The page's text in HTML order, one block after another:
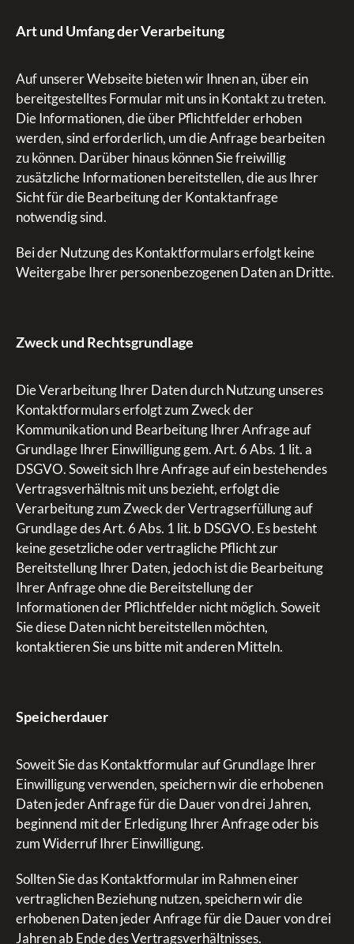
Art und Umfang der Verarbeitung
Auf unserer Webseite bieten wir Ihnen an, über ein
bereitgestelltes Formular mit uns in Kontakt zu treten.
Die Informationen, die über Pflichtfelder erhoben
werden, sind erforderlich, um die Anfrage bearbeiten
zu können. Darüber hinaus können Sie freiwillig
zusätzliche Informationen bereitstellen, die aus Ihrer
Sicht für die Bearbeitung der Kontaktanfrage
notwendig sind.
Bei der Nutzung des Kontaktformulars erfolgt keine
Weitergabe Ihrer personenbezogenen Daten an Dritte.
Zweck und Rechtsgrundlage
Die Verarbeitung Ihrer Daten durch Nutzung unseres
Kontaktformulars erfolgt zum Zweck der
Kommunikation und Bearbeitung Ihrer Anfrage auf
Grundlage Ihrer Einwilligung gem. Art. 6 Abs. 1 lit. a
DSGVO. Soweit sich Ihre Anfrage auf ein bestehendes
Vertragsverhältnis mit uns bezieht, erfolgt die
Verarbeitung zum Zweck der Vertragserfüllung auf
Grundlage des Art. 6 Abs. 1 lit. b DSGVO. Es besteht
keine gesetzliche oder vertragliche Pflicht zur
Bereitstellung Ihrer Daten, jedoch ist die Bearbeitung
Ihrer Anfrage ohne die Bereitstellung der
Informationen der Pflichtfelder nicht möglich. Soweit
Sie diese Daten nicht bereitstellen möchten,
kontaktieren Sie uns bitte mit anderen Mitteln.
Speicherdauer
Soweit Sie das Kontaktformular auf Grundlage Ihrer
Einwilligung verwenden, speichern wir die erhobenen
Daten jeder Anfrage für die Dauer von drei Jahren,
beginnend mit der Erledigung Ihrer Anfrage oder bis
zum Widerruf Ihrer Einwilligung.
Sollten Sie das Kontaktformular im Rahmen einer
vertraglichen Beziehung nutzen, speichern wir die
erhobenen Daten jeder Anfrage für die Dauer von drei
Jahren ab Ende des Vertragsverhältnisses.